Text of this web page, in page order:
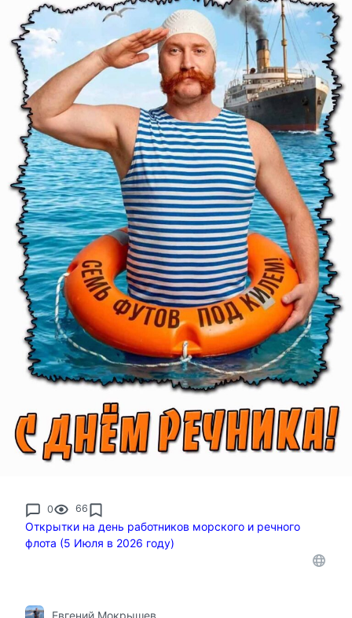
0 66
Открытки на день работников морского и речного
флота (5 Июля в 2026 году)
Евгений Мокрышев